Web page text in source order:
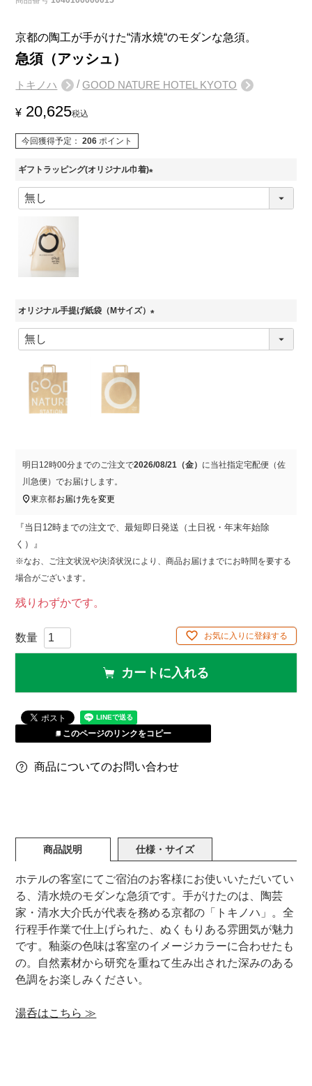
京都の陶工が手がけた“清水焼“のモダンな急須。
急須（アッシュ）
トキノハ / GOOD NATURE HOTEL KYOTO
¥ 20,625税込
今回獲得予定： 206 ポイント
ギフトラッピング(オリジナル巾着)
(
オリジナル手提げ紙袋（Mサイズ）
(
明日 12時00分までのご注文で2026/08/21（金） に当社指定宅配便（佐
川急便）でお届けします。
東京都お届け先を変更
『当日12時までの注文で、最短即日発送（土日祝・年末年始除
く）』
※なお、ご注文状況や決済状況により、商品お届けまでにお時間を要する
場合がございます。
残りわずかです。
お気に入りに登録する
カートに入れる
このページのリンクをコピー
商品についてのお問い合わせ
商品説明 仕様・サイズ
ホテルの客室にてご宿泊のお客様にお使いいただいてい
る、清水焼のモダンな急須です。手がけたのは、陶芸
家・清水大介氏が代表を務める京都の「トキノハ」。全
行程手作業で仕上げられた、ぬくもりある雰囲気が魅力
です。釉薬の色味は客室のイメージカラーに合わせたも
の。自然素材から研究を重ねて生み出された深みのある
色調をお楽しみください。
湯呑はこちら ≫